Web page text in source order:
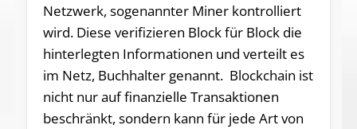
Netzwerk, sogenannter Miner kontrolliert
wird. Diese verifizieren Block für Block die
hinterlegten Informationen und verteilt es
im Netz, Buchhalter genannt. Blockchain ist
nicht nur auf finanzielle Transaktionen
beschränkt, sondern kann für jede Art von